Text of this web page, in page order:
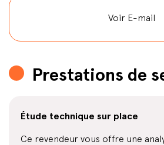
Voir E-mail
Prestations de
Étude technique sur place
Ce revendeur vous offre une